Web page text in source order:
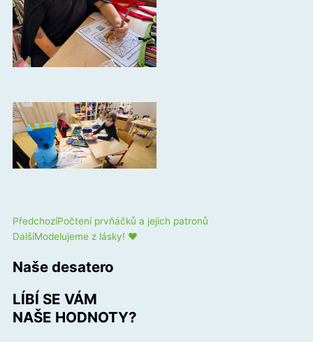
Prev
PředchozíPočtení prvňáčků a jejich patronů
DalšíModelujeme z lásky! ❤️
Next
Naše desatero
LÍBÍ SE VÁM
NAŠE HODNOTY?